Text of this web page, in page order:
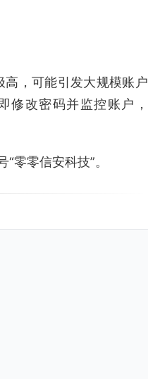
高，可能引发大规模账户
修改密码并监控账户，
零零信安科技”。